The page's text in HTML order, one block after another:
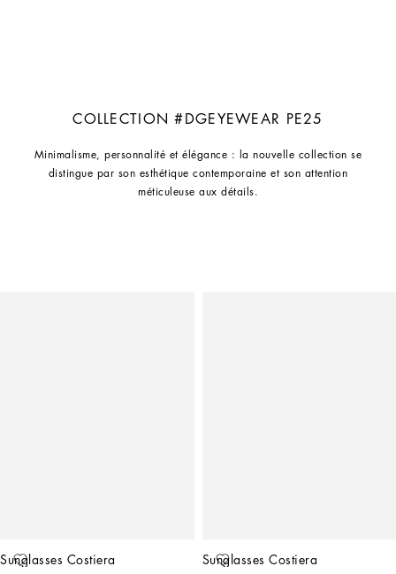
COLLECTION #DGEYEWEAR PE25
Minimalisme, personnalité et élégance : la nouvelle collection se
distingue par son esthétique contemporaine et son attention
méticuleuse aux détails.
Sunglasses Costiera Sunglasses Costiera